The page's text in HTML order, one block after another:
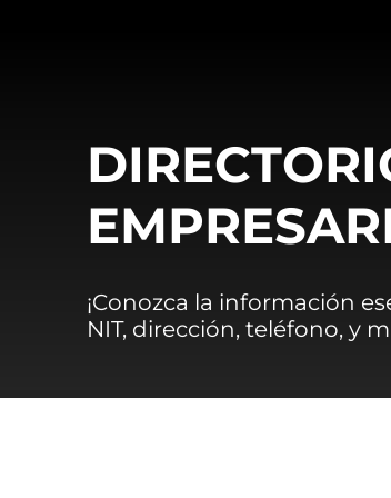
¡Conozca la información
NIT, dirección, teléfono, y